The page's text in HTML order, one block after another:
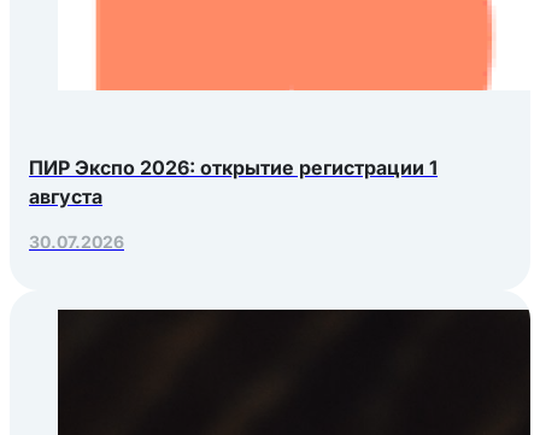
ПИР Экспо 2026: открытие регистрации 1
августа
30.07.2026